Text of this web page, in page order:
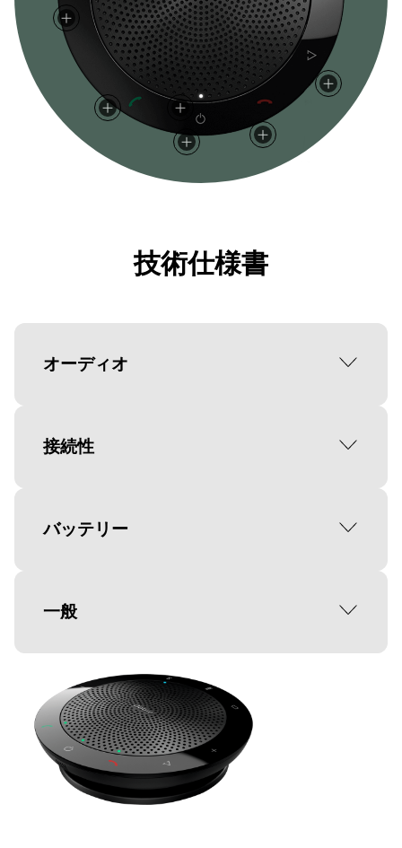
技術仕様書
オーディオ
最大出力電力
マイクのタイプ
信号対雑音比 (SNR)
スピーカーの感度
最大音量での出力感度: 0 dB Pa/Vd
認定
Bluetooth 3.0、CE、FCC、RoHS、
接続性
Bluetooth® 標準
Bluetooth 範囲：
サポートされている Bluetooth® プロ
ファイル
A2DP (v1.2)、ハンズフリープロファイ
ル (v1.6)、ヘッドセットプロファイル
(v1.2)、AGHFP (v1.6)
バッテリー
通話時間
待受時間
自動電源オフ機能を使用して 200 日以
上
充電時間
一般
スピーカーフォン重量
195 g
内容物
Jabra Speak 510、ポーチ、Jabra Link